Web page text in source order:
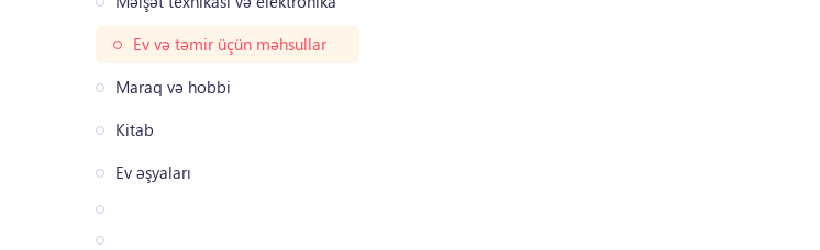
Ev və təmir üçün məhsullar
Maraq və hobbi
Kitab
Ev əşyaları